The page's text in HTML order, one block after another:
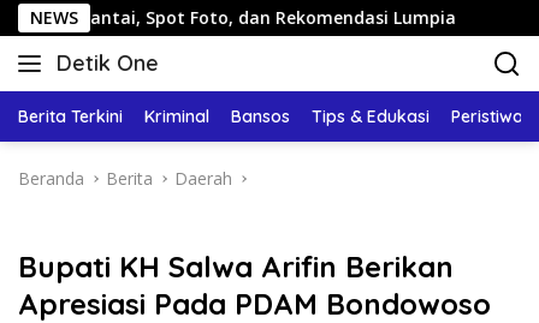
Langsung
ke
konten
NEWS
Spot Foto, dan Rekomendasi Lumpia Panduan
Detik One
Tajam
Fakta
Berita Terkini Kriminal Bansos Tips & Edukasi Peristiwa
Beranda Berita Daerah
Bupati KH Salwa Arifin Berikan
Apresiasi Pada PDAM Bondowoso